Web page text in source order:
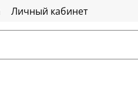
Личный кабинет